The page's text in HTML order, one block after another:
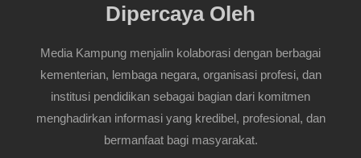
Dipercaya Oleh
Media Kampung menjalin kolaborasi dengan berbagai
kementerian, lembaga negara, organisasi profesi, dan
institusi pendidikan sebagai bagian dari komitmen
menghadirkan informasi yang kredibel, profesional, dan
bermanfaat bagi masyarakat.